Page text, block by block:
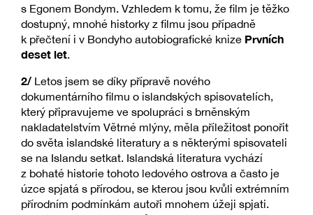
s Egonem Bondym. Vzhledem k tomu, že film je těžko
dostupný, mnohé historky z filmu jsou případně
k přečtení i v Bondyho autobiografické knize Prvních
deset let.
2/ Letos jsem se díky přípravě nového
dokumentárního filmu o islandských spisovatelích,
který připravujeme ve spolupráci s brněnským
nakladatelstvím Větrné mlýny, měla příležitost ponořit
do světa islandské literatury a s některými spisovateli
se na Islandu setkat. Islandská literatura vychází
z bohaté historie tohoto ledového ostrova a často je
úzce spjatá s přírodou, se kterou jsou kvůli extrémním
přírodním podmínkám autoři mnohem úžeji spjati.